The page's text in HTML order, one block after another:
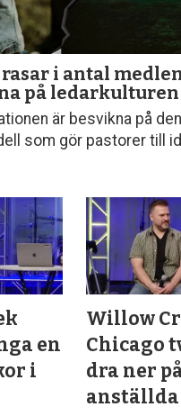
i antal
på ledarkulturen
är besvikna på den
som gör pastorer till
en
i
Willow
Chicago
dra ner
anställda